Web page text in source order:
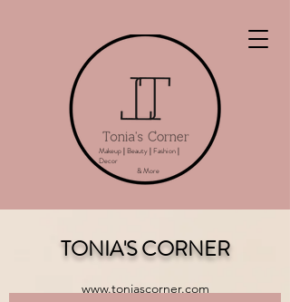
Makeup|Beauty|Fashion|
Decor
& More
TONIA'S CORNER
www.toniascorner.com